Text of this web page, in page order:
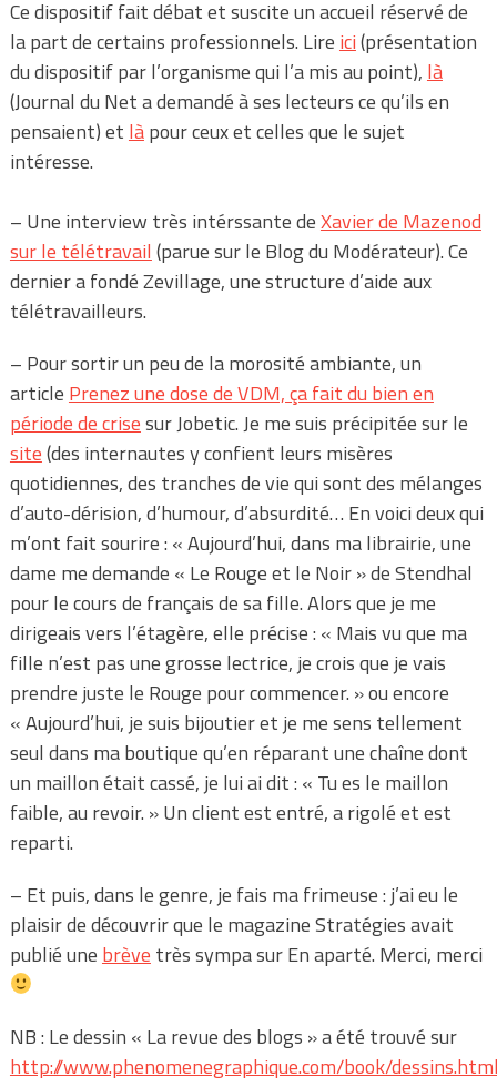
Ce dispositif fait débat et suscite un accueil réservé de
la part de certains professionnels. Lire ici(présentation
du dispositif par l’organisme qui l’a mis au point), là
(Journal du Net a demandé à ses lecteurs ce qu’ils en
pensaient) et làpour ceux et celles que le sujet
intéresse.
– Une interview très intérssante deXavier de Mazenod
sur le télétravail (parue sur le Blog du Modérateur). Ce
dernier a fondé Zevillage, une structure d’aide aux
télétravailleurs.
– Pour sortir un peu de la morosité ambiante, un
article Prenez une dose de VDM, ça fait du bien en
période de crisesur Jobetic. Je me suis précipitée sur le
site(des internautes y confient leurs misères
quotidiennes, des tranches de vie qui sont des mélanges
d’auto-dérision, d’humour, d’absurdité… En voici deux qui
m’ont fait sourire : « Aujourd’hui, dans ma librairie, une
dame me demande « Le Rouge et le Noir » de Stendhal
pour le cours de français de sa fille. Alors que je me
dirigeais vers l’étagère, elle précise : « Mais vu que ma
fille n’est pas une grosse lectrice, je crois que je vais
prendre juste le Rouge pour commencer. » ou encore
« Aujourd’hui, je suis bijoutier et je me sens tellement
seul dans ma boutique qu’en réparant une chaîne dont
un maillon était cassé, je lui ai dit : « Tu es le maillon
faible, au revoir. » Un client est entré, a rigolé et est
reparti.
– Et puis, dans le genre, je fais ma frimeuse : j’ai eu le
plaisir de découvrir que le magazine Stratégies avait
publié une brève très sympa sur En aparté. Merci, merci
NB : Le dessin « La revue des blogs » a été trouvé sur
http://www.phenomenegraphique.com/book/